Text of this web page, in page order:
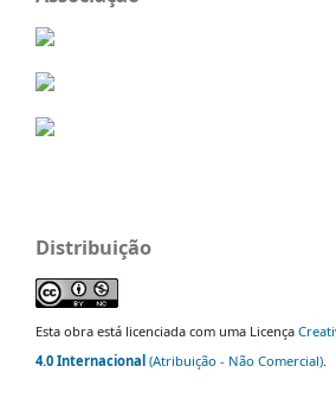
Distribuição
Esta obra está licenciada com uma Licença
4.0 Internacional (Atribuição - Não Comercial)